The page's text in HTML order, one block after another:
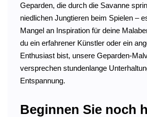
Geparden, die durch die Savanne
niedlichen Jungtieren beim Spielen –
Mangel an Inspiration für deine
du ein erfahrener Künstler oder ein
Enthusiast bist, unsere Geparden-
versprechen stundenlange
Entspannung.
Beginnen Sie noch